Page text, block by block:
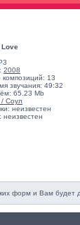
Love
2008
композиций: 13
звучания: 49:32
65.23 Mb
/ Соул
неизвестен
неизвестен
форм и Вам будет